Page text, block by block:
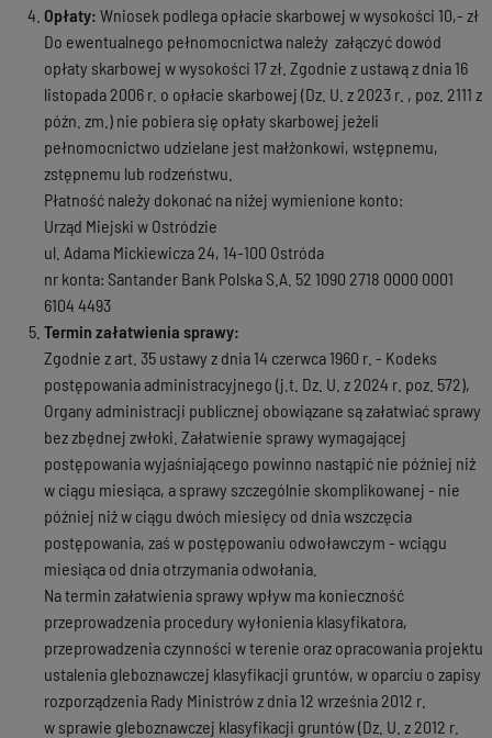
Opłaty: Wniosek podlega opłacie skarbowej w wysokości 10,- zł
Do ewentualnego pełnomocnictwa należy załączyć dowód
opłaty skarbowej w wysokości 17 zł. Zgodnie z ustawą z dnia 16
listopada 2006 r. o opłacie skarbowej (Dz. U. z 2023 r. , poz. 2111 z
późn. zm.) nie pobiera się opłaty skarbowej jeżeli
pełnomocnictwo udzielane jest małżonkowi, wstępnemu,
zstępnemu lub rodzeństwu.
Płatność należy dokonać na niżej wymienione konto:
Urząd Miejski w Ostródzie
ul. Adama Mickiewicza 24, 14-100 Ostróda
nr konta: Santander Bank Polska S.A. 52 1090 2718 0000 0001
6104 4493
Termin załatwienia sprawy:
Zgodnie z art. 35 ustawy z dnia 14 czerwca 1960 r. - Kodeks
postępowania administracyjnego (j.t. Dz. U. z 2024 r. poz. 572),
Organy administracji publicznej obowiązane są załatwiać sprawy
bez zbędnej zwłoki. Załatwienie sprawy wymagającej
postępowania wyjaśniającego powinno nastąpić nie później niż
w ciągu miesiąca, a sprawy szczególnie skomplikowanej - nie
później niż w ciągu dwóch miesięcy od dnia wszczęcia
postępowania, zaś w postępowaniu odwoławczym - wciągu
miesiąca od dnia otrzymania odwołania.
Na termin załatwienia sprawy wpływ ma konieczność
przeprowadzenia procedury wyłonienia klasyfikatora,
przeprowadzenia czynności w terenie oraz opracowania projektu
ustalenia gleboznawczej klasyfikacji gruntów, w oparciu o zapisy
rozporządzenia Rady Ministrów z dnia 12 września 2012 r.
w sprawie gleboznawczej klasyfikacji gruntów (Dz. U. z 2012 r.